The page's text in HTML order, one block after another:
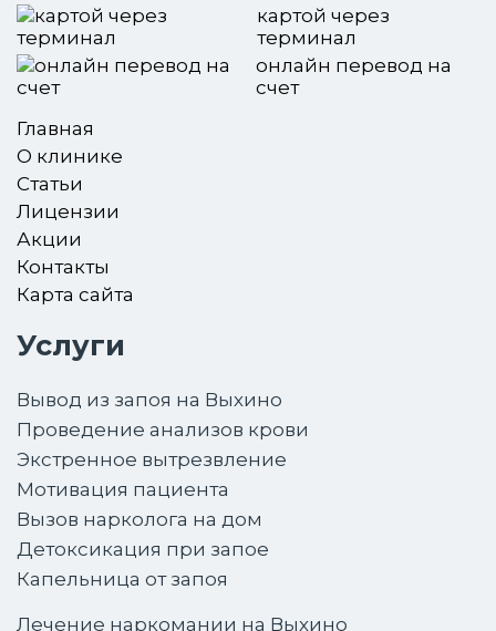
картой через
терминал
онлайн перевод на
счет
Главная
О клинике
Статьи
Лицензии
Акции
Контакты
Карта сайта
Услуги
Вывод из запоя на Выхино
Проведение анализов крови
Экстренное вытрезвление
Мотивация пациента
Вызов нарколога на дом
Детоксикация при запое
Капельница от запоя
Лечение наркомании на Выхино